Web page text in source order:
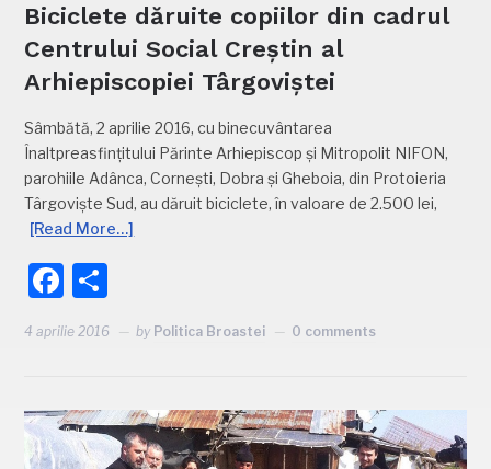
Biciclete dăruite copiilor din cadrul
Centrului Social Creștin al
Arhiepiscopiei Târgoviștei
Sâmbătă, 2 aprilie 2016, cu binecuvântarea
Înaltpreasfințitului Părinte Arhiepiscop și Mitropolit NIFON,
parohiile Adânca, Cornești, Dobra și Gheboia, din Protoieria
Târgoviște Sud, au dăruit biciclete, în valoare de 2.500 lei,
[Read More…]
Facebook
4 aprilie 2016 by Politica Broastei 0 comments